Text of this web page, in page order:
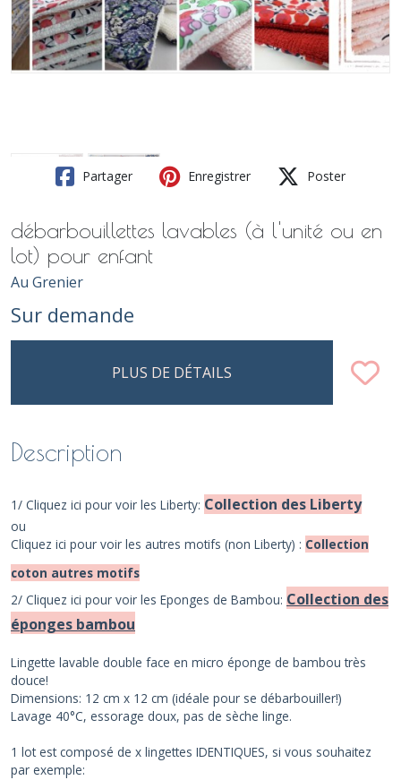
Partager Enregistrer Poster
débarbouillettes lavables (à l'unité ou en
lot) pour enfant
Au Grenier
Sur demande
PLUS DE DÉTAILS
Description
1/ Cliquez ici pour voir les Liberty: Collection des Liberty
ou
Cliquez ici pour voir les autres motifs (non Liberty) : Collection
coton autres motifs
2/ Cliquez ici pour voir les Eponges de Bambou: Collection des
éponges bambou
Lingette lavable double face en micro éponge de bambou très
douce!
Dimensions: 12 cm x 12 cm (idéale pour se débarbouiller!)
Lavage 40°C, essorage doux, pas de sèche linge.
1 lot est composé de x lingettes IDENTIQUES, si vous souhaitez
par exemple: